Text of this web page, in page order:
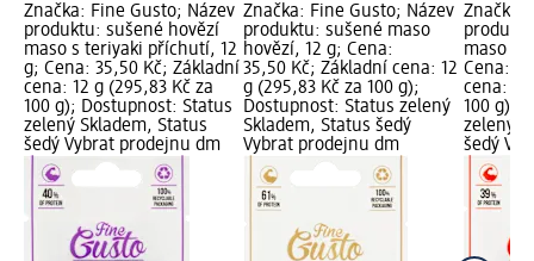
Značka: Fine Gusto; Název
produktu: sušené hovězí
maso s teriyaki příchutí, 12
g; Cena: 35,50 Kč; Základní
cena: 12 g (295,83 Kč za
100 g); Dostupnost: Status
zelený Skladem, Status
šedý Vybrat prodejnu dm
Značka: Fine Gusto; Název
produktu: sušené maso
hovězí, 12 g; Cena:
35,50 Kč; Základní cena: 12
g (295,83 Kč za 100 g);
Dostupnost: Status zelený
Skladem, Status šedý
Vybrat prodejnu dm
Značka:
maso s
Cena:
cena: 12
100 g);
zelený
šedý